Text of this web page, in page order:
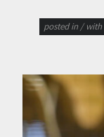
posted in / with